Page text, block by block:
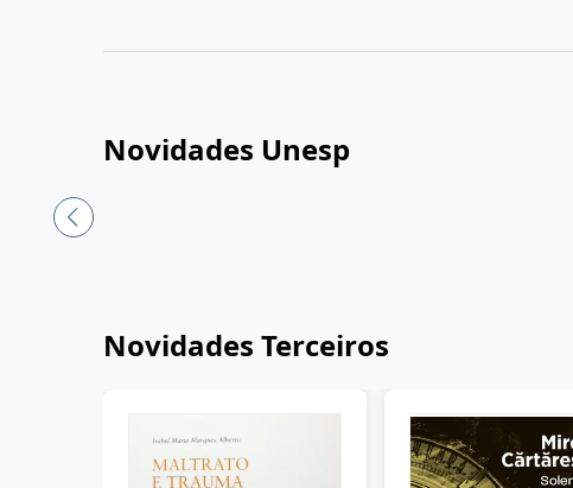
Novidades Unesp
Novidades Terceiros